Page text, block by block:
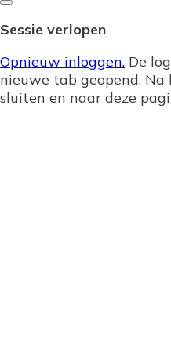
Dialoogvenster
Sessie verlopen
Opnieuw inloggen. De
nieuwe tab geopend.
sluiten en naar deze